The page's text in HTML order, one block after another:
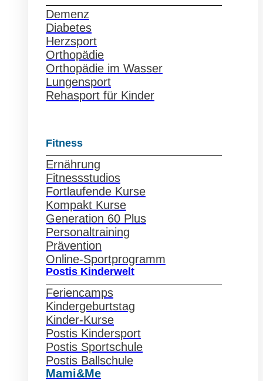
Demenz
Diabetes
Herzsport
Orthopädie
Orthopädie im Wasser
Lungensport
Rehasport für Kinder
Fitness
Ernährung
Fitnessstudios
Fortlaufende Kurse
Kompakt Kurse
Generation 60 Plus
Personaltraining
Prävention
Online-Sportprogramm
Postis Kinderwelt
Feriencamps
Kindergeburtstag
Kinder-Kurse
Postis Kindersport
Postis Sportschule
Postis Ballschule
Mami&Me